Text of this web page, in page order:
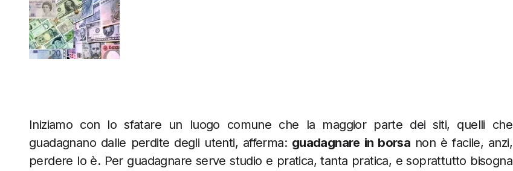
Iniziamo con lo sfatare un luogo comune che la maggior parte dei siti, quelli che
guadagnano dalle perdite degli utenti, afferma: guadagnare in borsa non è facile, anzi,
perdere lo è. Per guadagnare serve studio e pratica, tanta pratica, e soprattutto bisogna